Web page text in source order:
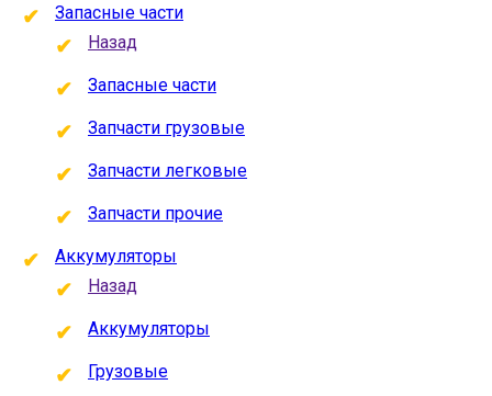
Запасные части
Назад
Запасные части
Запчасти грузовые
Запчасти легковые
Запчасти прочие
Аккумуляторы
Назад
Аккумуляторы
Грузовые